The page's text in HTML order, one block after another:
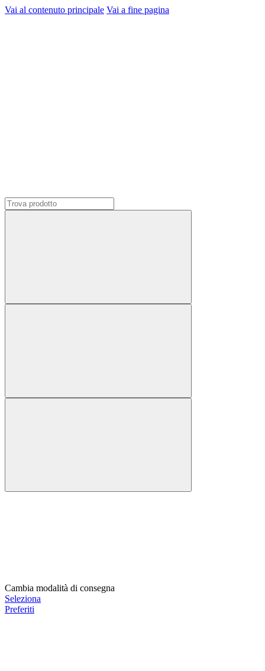
Vai al contenuto principale Vai a fine pagina
Cambia modalità di consegna
Seleziona
Preferiti